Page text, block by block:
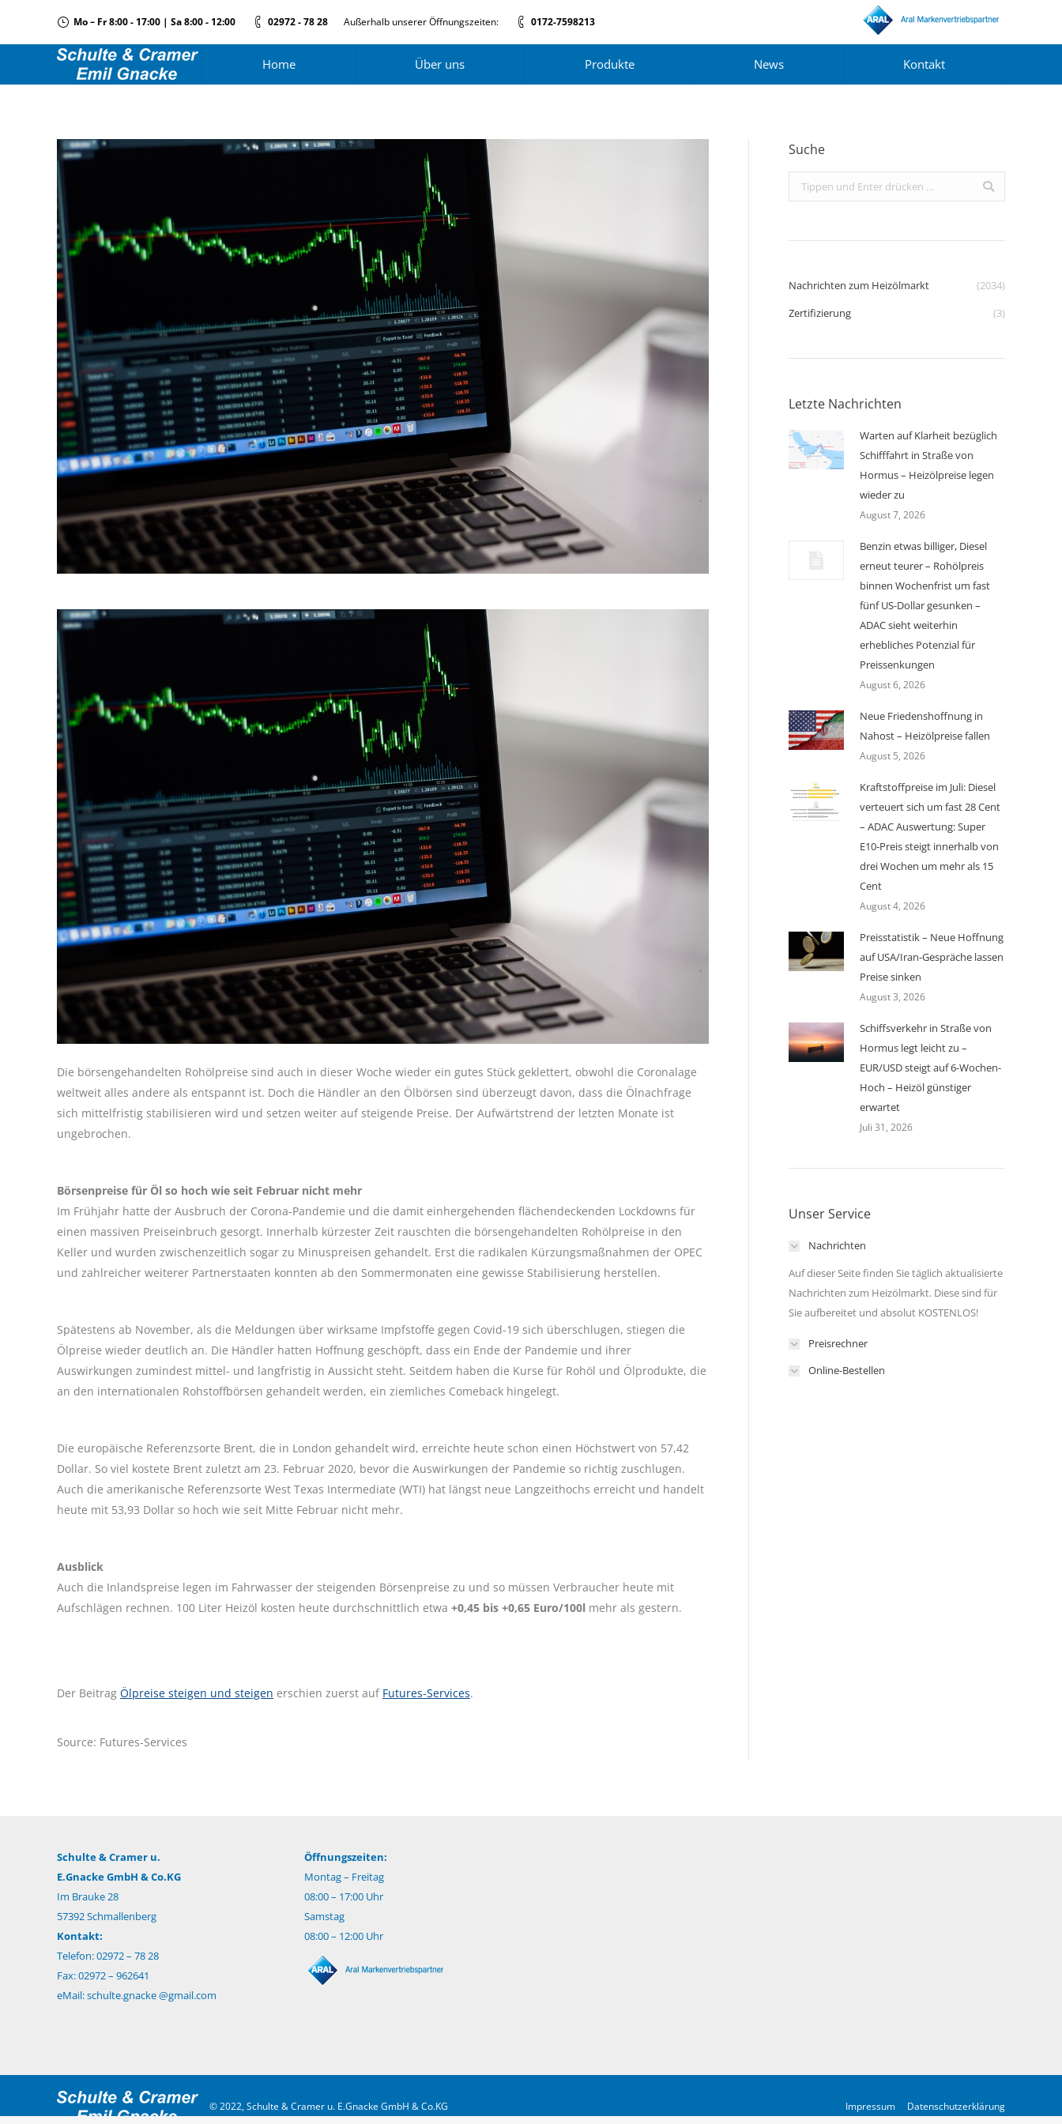
Mo – Fr 8:00 - 17:00 | Sa 8:00 - 12:00 02972 - 78 28 Außerhalb unserer Öffnungszeiten: 0172-7598213
Home Über uns Produkte News Kontakt
Die börsengehandelten Rohölpreise sind auch in dieser Woche wieder ein gutes Stück geklettert, obwohl die Coronalage
weltweit alles andere als entspannt ist. Doch die Händler an den Ölbörsen sind überzeugt davon, dass die Ölnachfrage
sich mittelfristig stabilisieren wird und setzen weiter auf steigende Preise. Der Aufwärtstrend der letzten Monate ist
ungebrochen.
Börsenpreise für Öl so hoch wie seit Februar nicht mehr
Im Frühjahr hatte der Ausbruch der Corona-Pandemie und die damit einhergehenden flächendeckenden Lockdowns für
einen massiven Preiseinbruch gesorgt. Innerhalb kürzester Zeit rauschten die börsengehandelten Rohölpreise in den
Keller und wurden zwischenzeitlich sogar zu Minuspreisen gehandelt. Erst die radikalen Kürzungsmaßnahmen der OPEC
und zahlreicher weiterer Partnerstaaten konnten ab den Sommermonaten eine gewisse Stabilisierung herstellen.
Spätestens ab November, als die Meldungen über wirksame Impfstoffe gegen Covid-19 sich überschlugen, stiegen die
Ölpreise wieder deutlich an. Die Händler hatten Hoffnung geschöpft, dass ein Ende der Pandemie und ihrer
Auswirkungen zumindest mittel- und langfristig in Aussicht steht. Seitdem haben die Kurse für Rohöl und Ölprodukte, die
an den internationalen Rohstoffbörsen gehandelt werden, ein ziemliches Comeback hingelegt.
Die europäische Referenzsorte Brent, die in London gehandelt wird, erreichte heute schon einen Höchstwert von 57,42
Dollar. So viel kostete Brent zuletzt am 23. Februar 2020, bevor die Auswirkungen der Pandemie so richtig zuschlugen.
Auch die amerikanische Referenzsorte West Texas Intermediate (WTI) hat längst neue Langzeithochs erreicht und handelt
heute mit 53,93 Dollar so hoch wie seit Mitte Februar nicht mehr.
Ausblick
Auch die Inlandspreise legen im Fahrwasser der steigenden Börsenpreise zu und so müssen Verbraucher heute mit
Aufschlägen rechnen. 100 Liter Heizöl kosten heute durchschnittlich etwa +0,45 bis +0,65 Euro/100l mehr als gestern.
Der Beitrag Ölpreise steigen und steigen erschien zuerst auf Futures-Services.
Source: Futures-Services
Suche
Search:
Nachrichten zum Heizölmarkt
(2034)
Zertifizierung
(3)
Letzte Nachrichten
Warten auf Klarheit bezüglich
Schifffahrt in Straße von
Hormus – Heizölpreise legen
wieder zu
August 7, 2026
Benzin etwas billiger, Diesel
erneut teurer – Rohölpreis
binnen Wochenfrist um fast
fünf US-Dollar gesunken –
ADAC sieht weiterhin
erhebliches Potenzial für
Preissenkungen
August 6, 2026
Neue Friedenshoffnung in
Nahost – Heizölpreise fallen
August 5, 2026
Kraftstoffpreise im Juli: Diesel
verteuert sich um fast 28 Cent
– ADAC Auswertung: Super
E10-Preis steigt innerhalb von
drei Wochen um mehr als 15
Cent
August 4, 2026
Preisstatistik – Neue Hoffnung
auf USA/Iran-Gespräche lassen
Preise sinken
August 3, 2026
Schiffsverkehr in Straße von
Hormus legt leicht zu –
EUR/USD steigt auf 6-Wochen-
Hoch – Heizöl günstiger
erwartet
Juli 31, 2026
Unser Service
Nachrichten
Auf dieser Seite finden Sie täglich aktualisierte
Nachrichten zum Heizölmarkt. Diese sind für
Sie aufbereitet und absolut KOSTENLOS!
Preisrechner
Online-Bestellen
Schulte & Cramer u.
E.Gnacke GmbH & Co.KG
Im Brauke 28
57392 Schmallenberg
Kontakt:
Telefon: 02972 – 78 28
Fax: 02972 – 962641
eMail:schulte.gnacke @gmail.com
Öffnungszeiten:
Montag – Freitag
08:00 – 17:00 Uhr
Samstag
08:00 – 12:00 Uhr
© 2022, Schulte & Cramer u. E.Gnacke GmbH & Co.KG Impressum Datenschutzerklärung